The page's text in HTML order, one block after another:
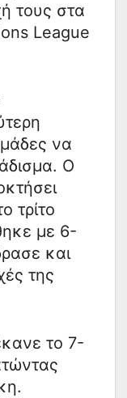
τους στα
League
να
Ο
τρίτο
με 6-
και
της
το 7-